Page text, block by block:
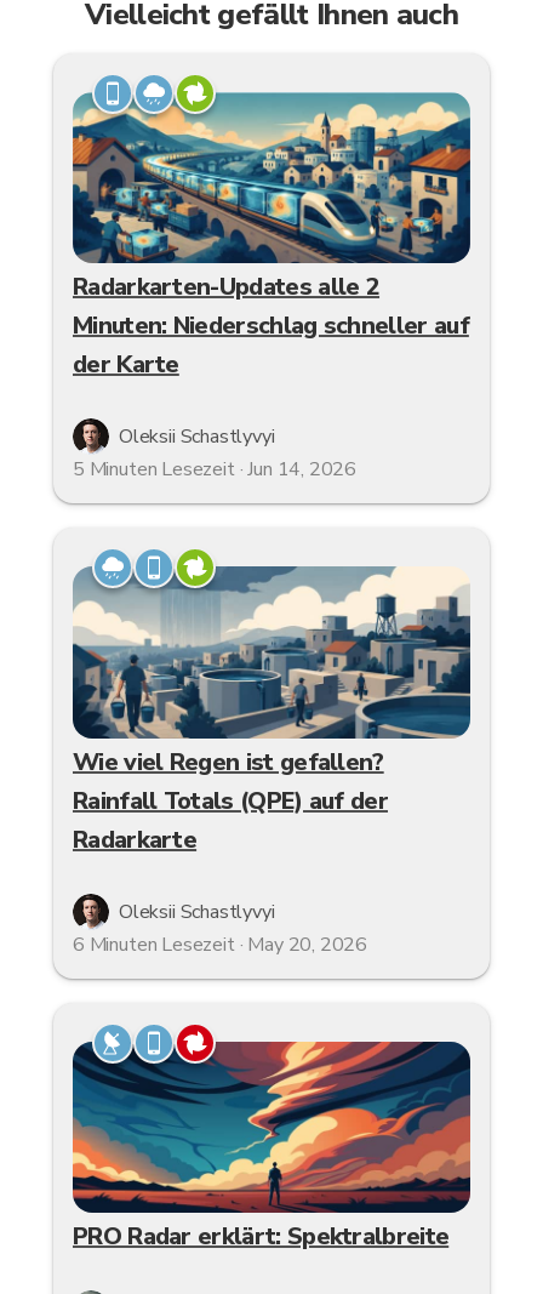
Vielleicht gefällt Ihnen auch
Radarkarten-Updates alle 2
Minuten: Niederschlag schneller auf
der Karte
Oleksii Schastlyvyi
5 Minuten Lesezeit · Jun 14, 2026
Wie viel Regen ist gefallen?
Rainfall Totals (QPE) auf der
Radarkarte
Oleksii Schastlyvyi
6 Minuten Lesezeit · May 20, 2026
PRO Radar erklärt: Spektralbreite